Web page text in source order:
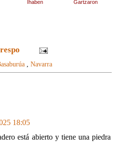
Ihaben Gartzaron
, Navarra
18:05
está abierto y tiene una piedra